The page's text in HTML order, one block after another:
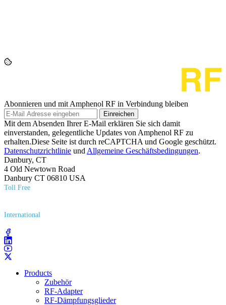
Abonnieren und mit Amphenol RF in Verbindung bleiben
Einreichen
Mit dem Absenden Ihrer E-Mail erklären Sie sich damit
einverstanden, gelegentliche Updates von Amphenol RF zu
erhalten.Diese Seite ist durch reCAPTCHA und Google geschützt.
Datenschutzrichtlinie und Allgemeine Geschäftsbedingungen.
Danbury, CT
4 Old Newtown Road
Danbury CT 06810 USA
Toll Free
International
Products
Zubehör
RF-Adapter
RF-Dämpfungsglieder